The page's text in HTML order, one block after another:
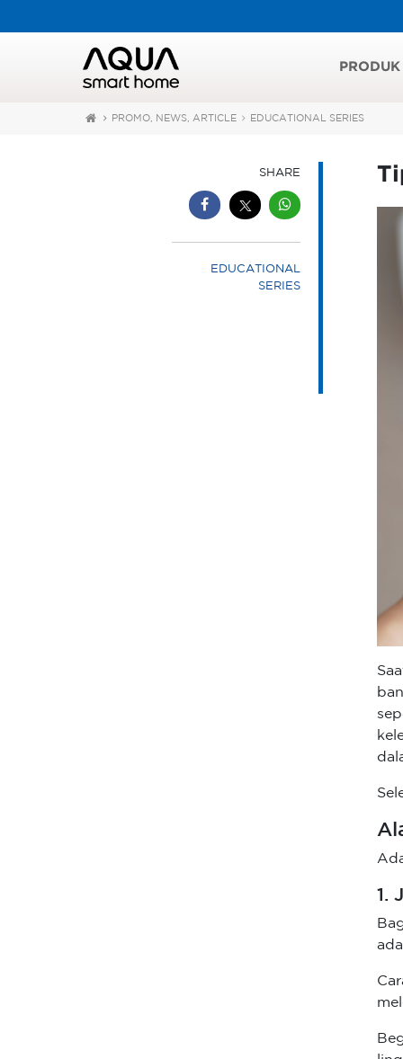
PRODUK
PROMO, NEWS, ARTICLE EDUCATIONAL SERIES
SHARE
EDUCATIONAL
SERIES
1.